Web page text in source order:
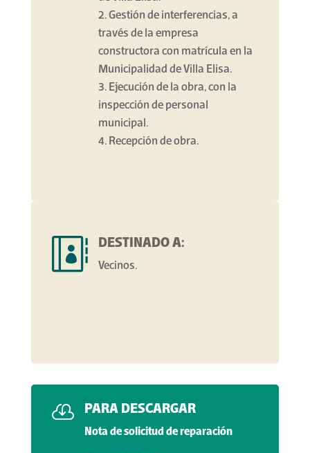
Gestión de interferencias, a
través de la empresa
constructora con matrícula en la
Municipalidad de Villa Elisa.
Ejecución de la obra, con la
inspección de personal
municipal.
Recepción de obra.
 DESTINADO A:
Vecinos.
 PARA DESCARGAR
Nota de solicitud de reparación